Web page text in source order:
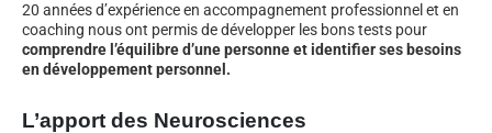
20 années d’expérience en accompagnement professionnel et en
coaching nous ont permis de développer les bons tests pour
comprendre l’équilibre d’une personne et identifier ses besoins
en développement personnel.
L’apport des Neurosciences